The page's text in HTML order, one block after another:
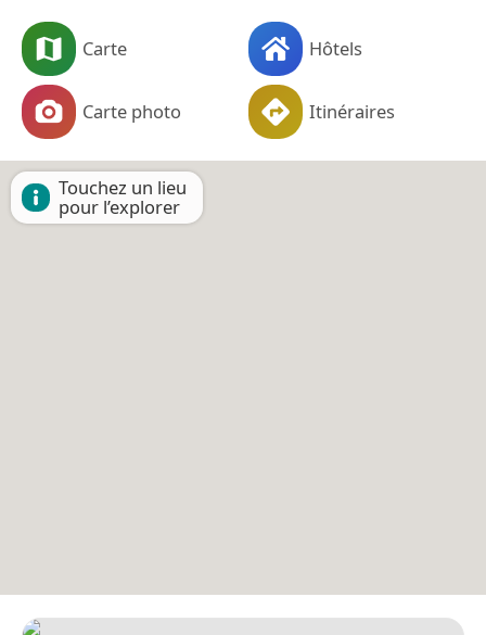
Carte Hôtels
Carte photo Itinéraires
Touchez un lieu
pour l’explorer